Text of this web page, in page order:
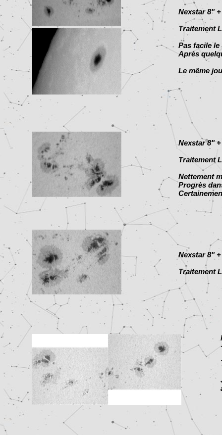
Nexstar 8"
Traitement
Pas facile
Après
Le même
Nexstar 8"
Traitement
Nettement
Progrès
Nexstar 8"
Traitement